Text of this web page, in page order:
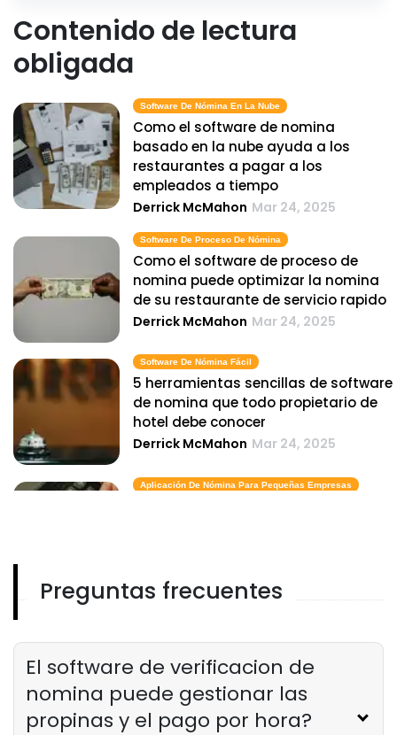
Contenido de lectura
obligada
Software De Nómina En La Nube
Como el software de nomina
basado en la nube ayuda a los
restaurantes a pagar a los
empleados a tiempo
Derrick McMahon Mar 24, 2025
Software De Proceso De Nómina
Como el software de proceso de
nomina puede optimizar la nomina
de su restaurante de servicio rapido
Derrick McMahon Mar 24, 2025
Software De Nómina Fácil
5 herramientas sencillas de software
de nomina que todo propietario de
hotel debe conocer
Derrick McMahon Mar 24, 2025
Aplicación De Nómina Para Pequeñas Empresas
Derrick McMahon Mar 24, 2025
Los 5 mejores softwares de nomina
para restaurantes
Preguntas frecuentes
El software de verificacion de
nomina puede gestionar las
propinas y el pago por hora?